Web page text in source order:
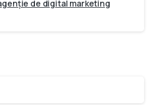
de digital marketing